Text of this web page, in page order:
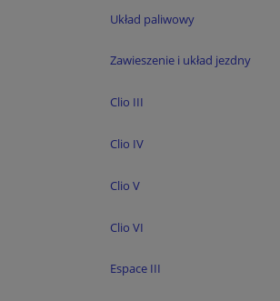
Układ paliwowy
Zawieszenie i układ jezdny
Clio III
Clio IV
Clio V
Clio VI
Espace III